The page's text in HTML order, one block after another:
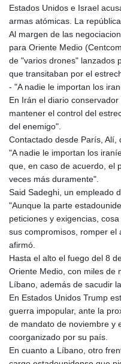
Estados Unidos e Israel
armas atómicas. La
Al margen de las
para Oriente Medio
de "varios drones" lanzados
que transitaban por el
- "A nadie le importan los
En Irán el diario
mantener el control del
del enemigo".
Contactado desde París, Alí,
"A nadie le importan los
que, en caso de acuerdo, el
veces más duramente".
Said Sadeghi, un empleado
"Aunque la parte
peticiones y exigencias,
sus compromisos, romper el
afirmó.
Hasta el alto el fuego del 8
Oriente Medio, con miles de
Líbano, además de sacudir
En Estados Unidos Trump
guerra impopular, ante la
de mandato de noviembre y
coorganizado por su país.
En cuanto a Líbano, otro